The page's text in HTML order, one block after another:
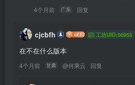
4个月前 广东 回复
cjcbfh 工坊UID:56955
在不在什么版本
4个月前 甘肃 @何乘云 回复